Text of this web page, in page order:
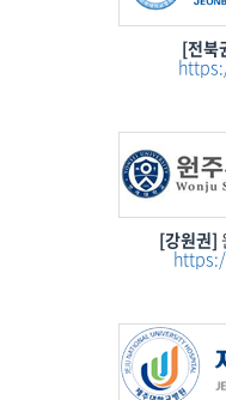
[전북
[강원권]